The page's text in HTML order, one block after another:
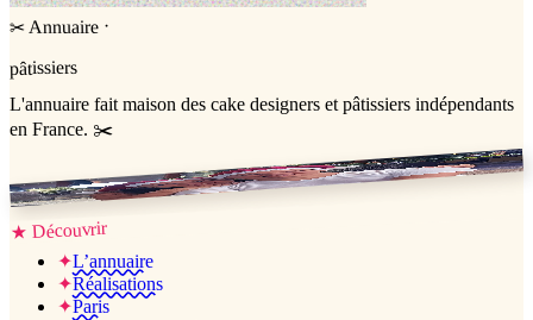
✂ Annuaire ·
pâtissiers
L'annuaire fait maison des cake designers et pâtissiers indépendants
en France. ✂️
Jessica & Jérémy ♡
★ Découvrir
✦L’annuaire
✦Réalisations
✦Paris